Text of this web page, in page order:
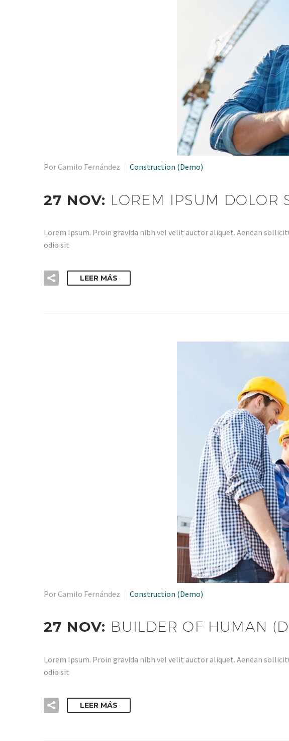
Por Camilo Fernández Construction (Demo)
27 NOV: LOREM IPSUM DOLOR
Lorem Ipsum. Proin gravida nibh vel velit auctor aliquet. Aenean
odio sit
LEER MÁS
Por Camilo Fernández Construction (Demo)
27 NOV: BUILDER OF HUMAN
Lorem Ipsum. Proin gravida nibh vel velit auctor aliquet. Aenean
odio sit
LEER MÁS